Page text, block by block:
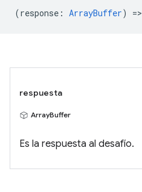
(response : ArrayBuffer) =>
respuesta
ArrayBuffer
Es la respuesta al desafío.